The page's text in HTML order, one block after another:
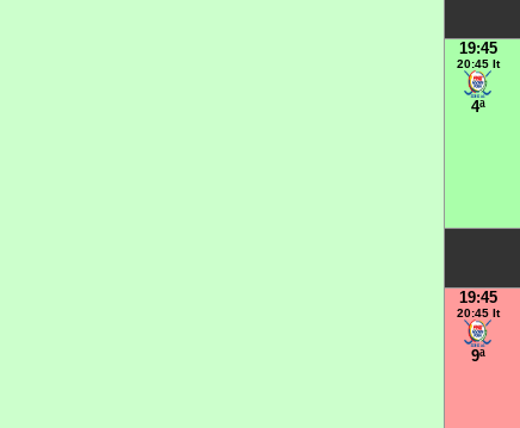
19:45
20:45 It
4ª
19:45
20:45 It
9ª